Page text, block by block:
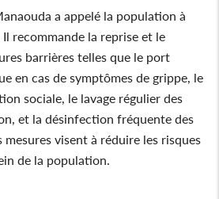
a appelé la population à
recommande la reprise et le
barrières telles que le port
en cas de symptômes de grippe, le
sociale, le lavage régulier des
et la désinfection fréquente des
mesures visent à réduire les risques
de la population.